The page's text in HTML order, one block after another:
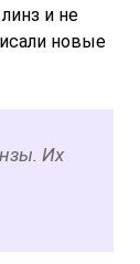
и не
новые
Их